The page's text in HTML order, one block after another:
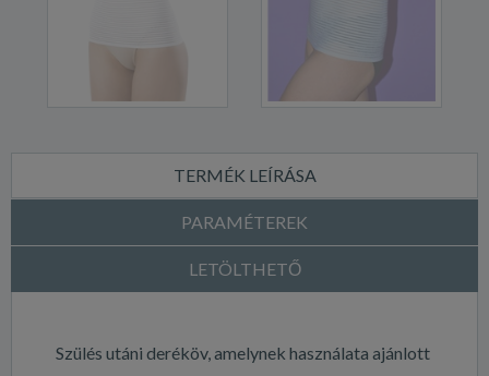
TERMÉK LEÍRÁSA
PARAMÉTEREK
LETÖLTHETŐ
Szülés utáni deréköv, amelynek használata ajánlott